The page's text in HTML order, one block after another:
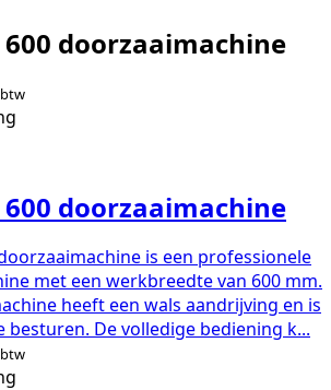
600 doorzaaimachine
600 doorzaaimachine
is een professionele
met een werkbreedte van 600 mm.
heeft een wals aandrijving en is
besturen. De volledige bediening k...